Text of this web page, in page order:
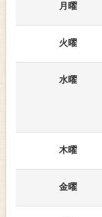
月曜
火曜
水曜
木曜
金曜